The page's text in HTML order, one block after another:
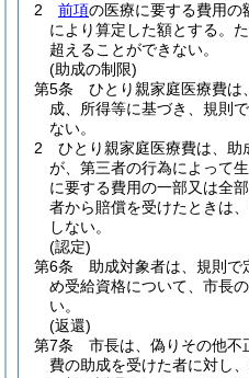
2
前項の医療に要する費用の
により算定した額とする。
超えることができない。
(助成の制限)
第5条
ひとり親家庭医療費は
成、所得等に基づき、規則
ない。
2
ひとり親家庭医療費は、
が、第三者の行為によって
に要する費用の一部又は全
者から賠償を受けたときは
しない。
(認定)
第6条
助成対象者は、規則で
め受給資格について、市長
い。
(返還)
第7条
市長は、偽りその他不
費の助成を受けた者に対し